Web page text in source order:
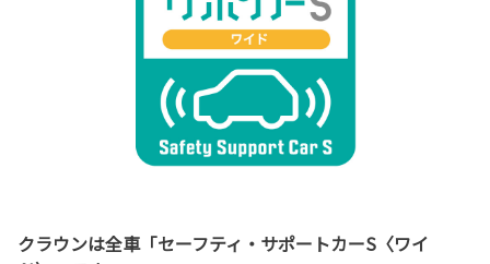
クラウンは全車「セーフティ・サポートカーS〈ワイ